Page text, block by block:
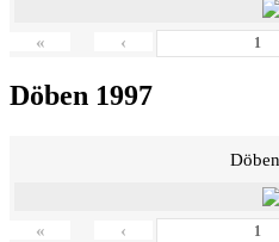
« ‹
Döben 1997
« ‹